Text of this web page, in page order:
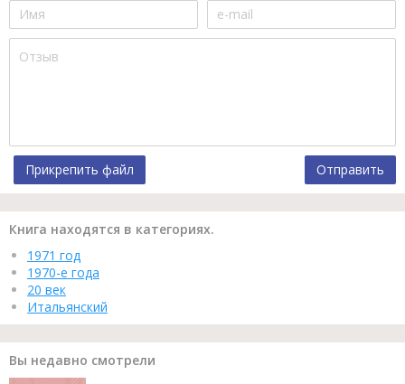
Прикрепить файл Отправить
Книга находятся в категориях.
1971 год
1970-е года
20 век
Итальянский
Вы недавно смотрели